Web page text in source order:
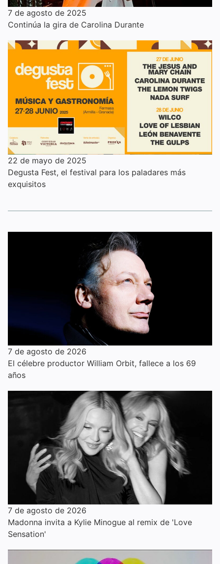
7 de agosto de 2025
Continúa la gira de Carolina Durante
22 de mayo de 2025
Degusta Fest, el festival para los paladares más
exquisitos
7 de agosto de 2026
El célebre productor William Orbit, fallece a los 69
años
7 de agosto de 2026
Madonna invita a Kylie Minogue al remix de 'Love
Sensation'